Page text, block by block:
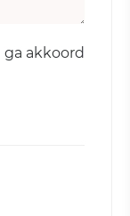
ga akkoord